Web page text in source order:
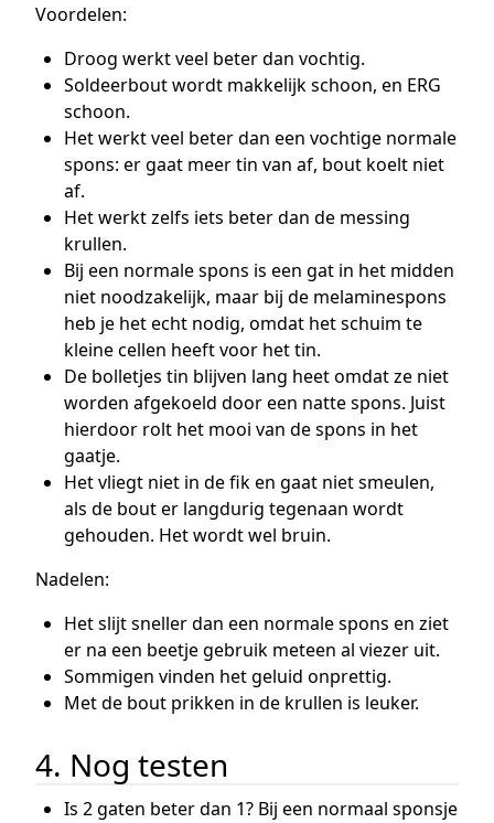
Voordelen:
Droog werkt veel beter dan vochtig.
Soldeerbout wordt makkelijk schoon, en ERG
schoon.
Het werkt veel beter dan een vochtige normale
spons: er gaat meer tin van af, bout koelt niet
af.
Het werkt zelfs iets beter dan de messing
krullen.
Bij een normale spons is een gat in het midden
niet noodzakelijk, maar bij de melaminespons
heb je het echt nodig, omdat het schuim te
kleine cellen heeft voor het tin.
De bolletjes tin blijven lang heet omdat ze niet
worden afgekoeld door een natte spons. Juist
hierdoor rolt het mooi van de spons in het
gaatje.
Het vliegt niet in de fik en gaat niet smeulen,
als de bout er langdurig tegenaan wordt
gehouden. Het wordt wel bruin.
Nadelen:
Het slijt sneller dan een normale spons en ziet
er na een beetje gebruik meteen al viezer uit.
Sommigen vinden het geluid onprettig.
Met de bout prikken in de krullen is leuker.
4. Nog testen
Is 2 gaten beter dan 1? Bij een normaal sponsje